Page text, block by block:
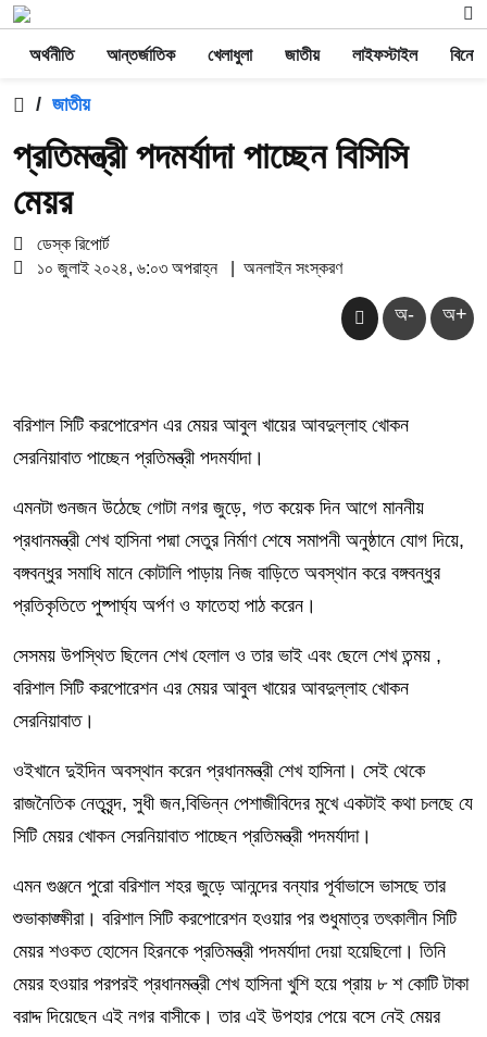
অর্থনীতি আন্তর্জাতিক খেলাধুলা জাতীয় লাইফস্টাইল
/ জাতীয়
প্রতিমন্ত্রী পদমর্যাদা পাচ্ছেন বিসিসি
মেয়র
ডেস্ক রিপোর্ট
১০ জুলাই ২০২৪, ৬:০৩ অপরাহ্ন
অনলাইন সংস্করণ
অ- অ+
বরিশাল সিটি করপোরেশন এর মেয়র আবুল খায়ের আবদুল্লাহ খোকন
সেরনিয়াবাত পাচ্ছেন প্রতিমন্ত্রী পদমর্যাদা।
এমনটা গুনজন উঠেছে গোটা নগর জুড়ে, গত কয়েক দিন আগে মাননীয়
প্রধানমন্ত্রী শেখ হাসিনা পদ্মা সেতুর নির্মাণ শেষে সমাপনী অনুষ্ঠানে যোগ দিয়ে,
বঙ্গবন্ধুর সমাধি মানে কোটালি পাড়ায় নিজ বাড়িতে অবস্থান করে বঙ্গবন্ধুর
প্রতিকৃতিতে পুষ্পার্ঘ্য অর্পণ ও ফাতেহা পাঠ করেন।
সেসময় উপস্থিত ছিলেন শেখ হেলাল ও তার ভাই এবং ছেলে শেখ তন্ময় ,
বরিশাল সিটি করপোরেশন এর মেয়র আবুল খায়ের আবদুল্লাহ খোকন
সেরনিয়াবাত।
ওইখানে দুইদিন অবস্থান করেন প্রধানমন্ত্রী শেখ হাসিনা। সেই থেকে
রাজনৈতিক নেতৃবৃন্দ, সুধী জন,বিভিন্ন পেশাজীবিদের মুখে একটাই কথা চলছে যে
সিটি মেয়র খোকন সেরনিয়াবাত পাচ্ছেন প্রতিমন্ত্রী পদমর্যাদা।
এমন গুঞ্জনে পুরো বরিশাল শহর জুড়ে আনন্দের বন্যার পূর্বাভাসে ভাসছে তার
শুভাকাঙ্ক্ষীরা। বরিশাল সিটি করপোরেশন হওয়ার পর শুধুমাত্র তৎকালীন সিটি
মেয়র শওকত হোসেন হিরনকে প্রতিমন্ত্রী পদমর্যাদা দেয়া হয়েছিলো। তিনি
মেয়র হওয়ার পরপরই প্রধানমন্ত্রী শেখ হাসিনা খুশি হয়ে প্রায় ৮ শ কোটি টাকা
বরাদ্দ দিয়েছেন এই নগর বাসীকে। তার এই উপহার পেয়ে বসে নেই মেয়র